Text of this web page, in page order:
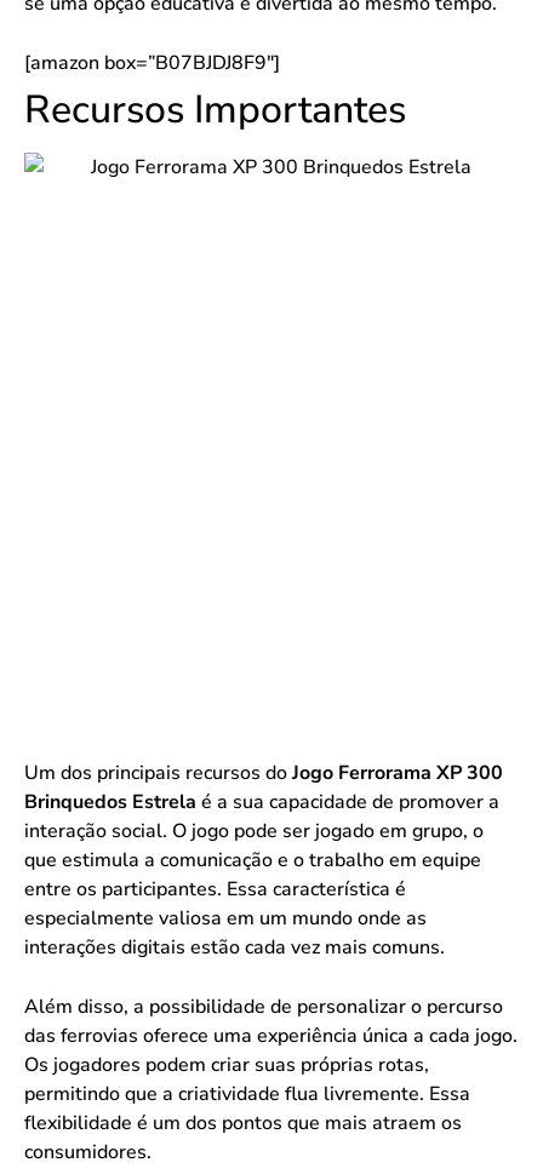
[amazon box=”B07BJDJ8F9″]
Recursos Importantes
Um dos principais recursos doJogo Ferrorama XP 300
Brinquedos Estrela é a sua capacidade de promover a
interação social. O jogo pode ser jogado em grupo, o
que estimula a comunicação e o trabalho em equipe
entre os participantes. Essa característica é
especialmente valiosa em um mundo onde as
interações digitais estão cada vez mais comuns.
Além disso, a possibilidade de personalizar o percurso
das ferrovias oferece uma experiência única a cada jogo.
Os jogadores podem criar suas próprias rotas,
permitindo que a criatividade flua livremente. Essa
flexibilidade é um dos pontos que mais atraem os
consumidores.